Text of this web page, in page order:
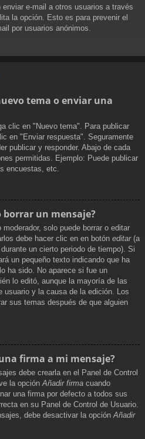
e-mail a otros usuarios a través
la opción. Esto es para prevenir el
por usuarios anónimos.
tema o enviar una
clic en "Nuevo tema". Para publicar
en "Enviar respuesta". Seguramente
publicar y responder. Abajo de cada
permitidas. Ejemplo: Puede publicar
encuestas, etc.
borrar un mensaje?
solo puede borrar o editar
debe hacer clic en en botón editar(a
un cierto periodo de tiempo). Si
un pequeño texto indicando que ha
ha sido. No aparece si fue un
lo editó, aunque la mayoría de las
usuario y la causa de la edición. Los
sus temas después de que alguien
firma a mi mensaje?
debe crearla en el Panel de Control
la opción Añadir firma cuando
una firma por defecto a todos sus
en su Panel de Control de Usuario.
debe desactivar la opción Añadir